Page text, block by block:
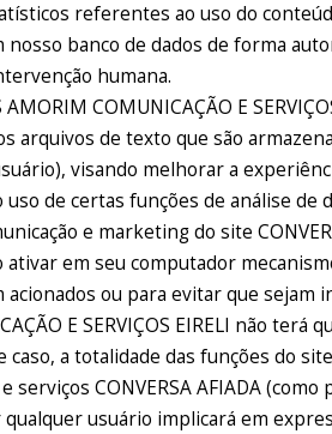
referentes ao uso do
banco de dados de forma
humana.
AMORIM COMUNICAÇÃO E
arquivos de texto que são
visando melhorar a
de certas funções de análise de
e marketing do site
em seu computador
ou para evitar que sejam
E SERVIÇOS EIRELI não
caso, a totalidade das funções do
serviços CONVERSA AFIADA
usuário implicará em